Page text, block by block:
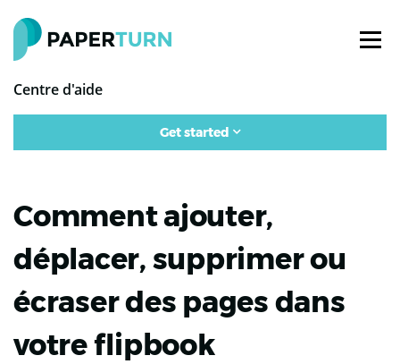
Centre d'aide
Get started
Comment ajouter,
déplacer, supprimer ou
écraser des pages dans
votre flipbook